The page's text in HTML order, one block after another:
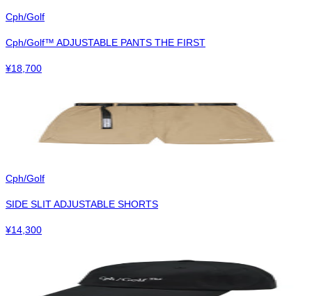
Cph/Golf
Cph/Golf™︎ ADJUSTABLE PANTS THE FIRST
¥18,700
Cph/Golf
SIDE SLIT ADJUSTABLE SHORTS
¥14,300